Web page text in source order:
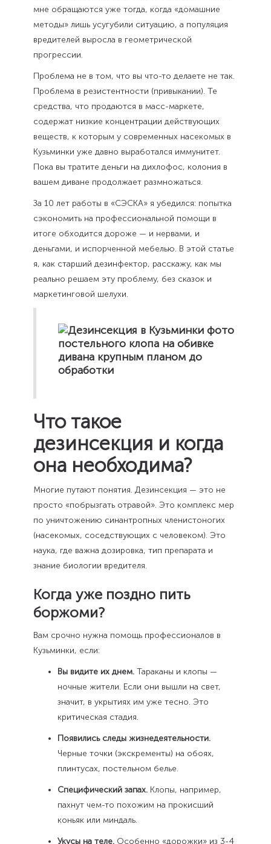
мне обращаются уже тогда, когда «домашние
методы» лишь усугубили ситуацию, а популяция
вредителей выросла в геометрической
прогрессии.
Проблема не в том, что вы что-то делаете не так.
Проблема в резистентности (привыкании). Те
средства, что продаются в масс-маркете,
содержат низкие концентрации действующих
веществ, к которым у современных насекомых в
Кузьминки уже давно выработался иммунитет.
Пока вы тратите деньги на дихлофос, колония в
вашем диване продолжает размножаться.
За 10 лет работы в «СЭСКА» я убедился: попытка
сэкономить на профессиональной помощи в
итоге обходится дороже — и нервами, и
деньгами, и испорченной мебелью. В этой статье
я, как старший дезинфектор, расскажу, как мы
реально решаем эту проблему, без сказок и
маркетинговой шелухи.
Что такое
дезинсекция и когда
она необходима?
Многие путают понятия. Дезинсекция — это не
просто «побрызгать отравой». Это комплекс мер
по уничтожению синантропных членистоногих
(насекомых, соседствующих с человеком). Это
наука, где важна дозировка, тип препарата и
знание биологии вредителя.
Когда уже поздно пить
боржоми?
Вам срочно нужна помощь профессионалов в
Кузьминки, если:
Вы видите их днем.Тараканы и клопы —
ночные жители. Если они вышли на свет,
значит, в укрытиях им уже тесно. Это
критическая стадия.
Появились следы жизнедеятельности.
Черные точки (экскременты) на обоях,
плинтусах, постельном белье.
Специфический запах.Клопы, например,
пахнут чем-то похожим на прокисший
коньяк или миндаль.
Укусы на теле.Особенно «дорожки» из 3-4